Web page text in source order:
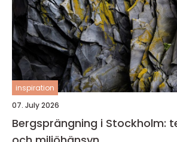
inspiration
07. July 2026
Bergsprängning i Stockholm: